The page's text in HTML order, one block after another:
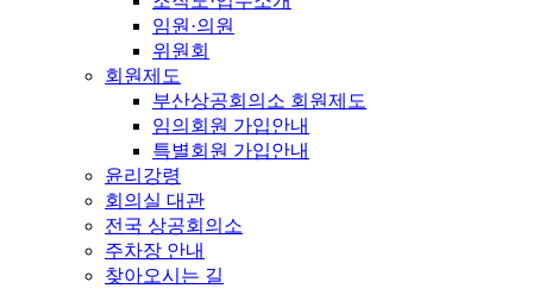
임원·의원
위원회
회원제도
부산상공회의소 회원제도
임의회원 가입안내
특별회원 가입안내
윤리강령
회의실 대관
전국 상공회의소
주차장 안내
찾아오시는 길